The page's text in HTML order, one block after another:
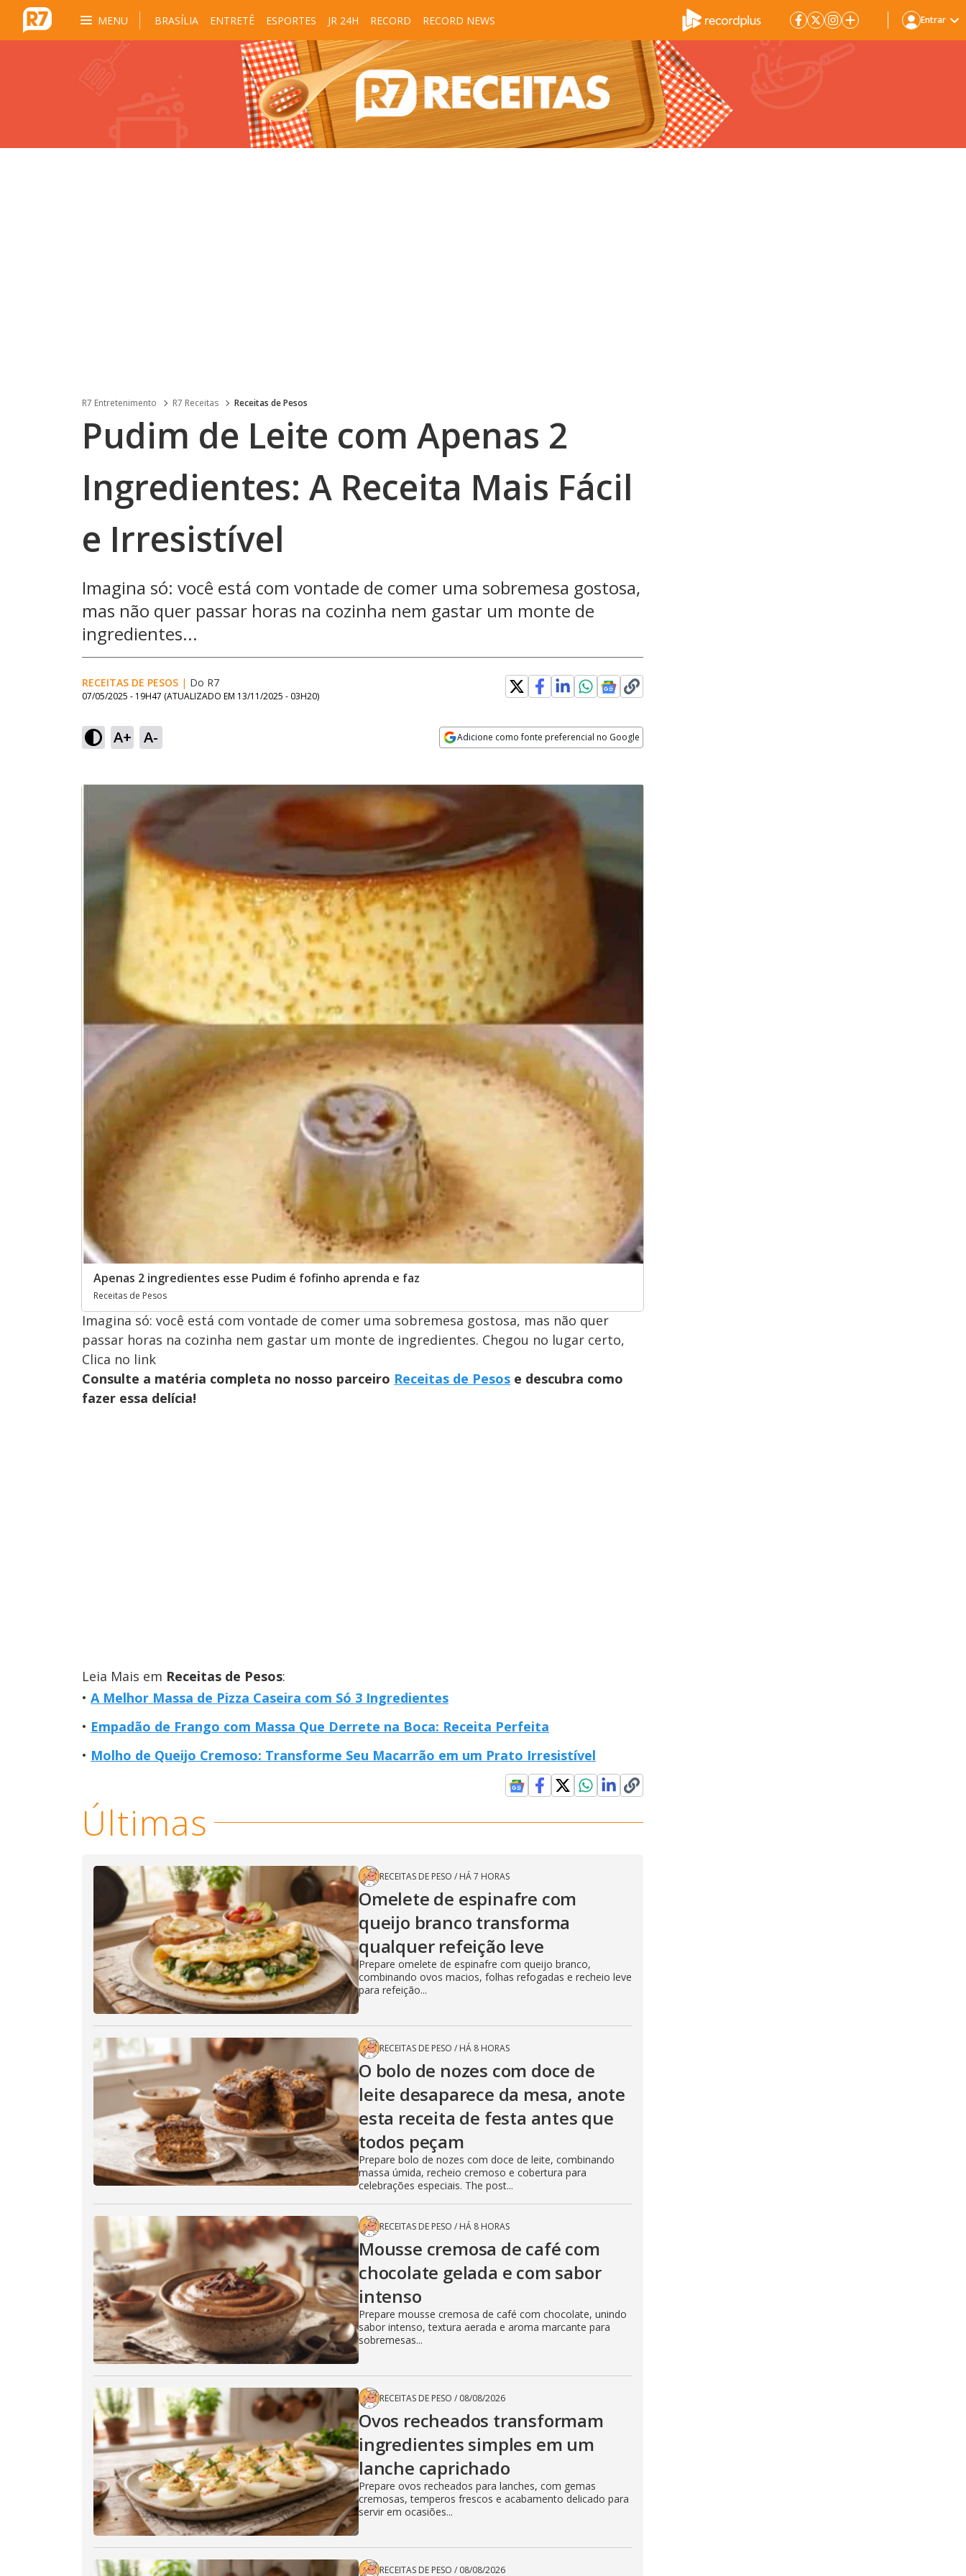
MENU BRASÍLIA ENTRETÊ ESPORTES JR 24H RECORD RECORD NEWS Entrar
R7 Entretenimento R7 Receitas Receitas de Pesos
Pudim de Leite com Apenas 2
Ingredientes: A Receita Mais Fácil
e Irresistível
Imagina só: você está com vontade de comer uma sobremesa gostosa,
mas não quer passar horas na cozinha nem gastar um monte de
ingredientes...
RECEITAS DE PESOS | Do R7
07/05/2025 - 19H47 (ATUALIZADO EM 13/11/2025 - 03H20)
A+ A- Adicione como fonte preferencial no Google
Apenas 2 ingredientes esse Pudim é fofinho aprenda e faz
Receitas de Pesos
Imagina só: você está com vontade de comer uma sobremesa gostosa, mas não quer
passar horas na cozinha nem gastar um monte de ingredientes. Chegou no lugar certo,
Clica no link
Consulte a matéria completa no nosso parceiro Receitas de Pesos e descubra como
fazer essa delícia!
Leia Mais em Receitas de Pesos:
A Melhor Massa de Pizza Caseira com Só 3 Ingredientes
Empadão de Frango com Massa Que Derrete na Boca: Receita Perfeita
Molho de Queijo Cremoso: Transforme Seu Macarrão em um Prato Irresistível
Últimas
RECEITAS DE PESO / HÁ 7 HORAS
Omelete de espinafre com
queijo branco transforma
qualquer refeição leve
Prepare omelete de espinafre com queijo branco,
combinando ovos macios, folhas refogadas e recheio leve
para refeição...
RECEITAS DE PESO / HÁ 8 HORAS
O bolo de nozes com doce de
leite desaparece da mesa, anote
esta receita de festa antes que
todos peçam
Prepare bolo de nozes com doce de leite, combinando
massa úmida, recheio cremoso e cobertura para
celebrações especiais. The post...
RECEITAS DE PESO / HÁ 8 HORAS
Mousse cremosa de café com
chocolate gelada e com sabor
intenso
Prepare mousse cremosa de café com chocolate, unindo
sabor intenso, textura aerada e aroma marcante para
sobremesas...
RECEITAS DE PESO / 08/08/2026
Ovos recheados transformam
ingredientes simples em um
lanche caprichado
Prepare ovos recheados para lanches, com gemas
cremosas, temperos frescos e acabamento delicado para
servir em ocasiões...
RECEITAS DE PESO / 08/08/2026